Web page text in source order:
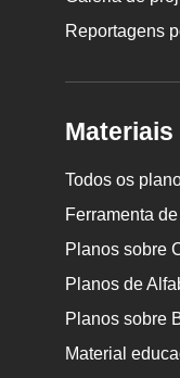
Reportagens
Materiais
Todos os
Ferramenta
Planos sobre
Planos de
Planos sobre
Material